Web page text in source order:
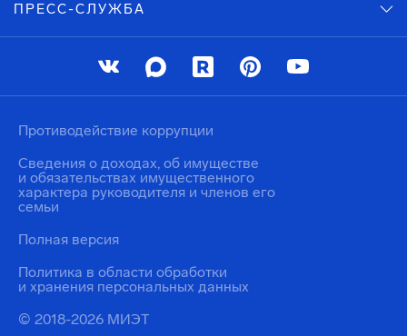
ПРЕСС-СЛУЖБА
© 2018-2026 МИЭТ
Политика в области обработки
и хранения персональных данных
Противодействие коррупции
Сведения о доходах, об имуществе
и обязательствах имущественного
характера руководителя и членов его
семьи
Полная версия